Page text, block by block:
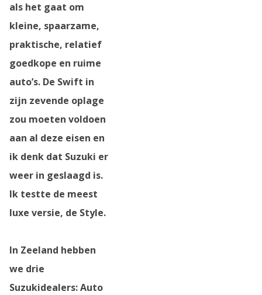
als het gaat om
kleine, spaarzame,
praktische, relatief
goedkope en ruime
auto’s. De Swift in
zijn zevende oplage
zou moeten voldoen
aan al deze eisen en
ik denk dat Suzuki er
weer in geslaagd is.
Ik testte de meest
luxe versie, de Style.
In Zeeland hebben
we drie
Suzukidealers: Auto